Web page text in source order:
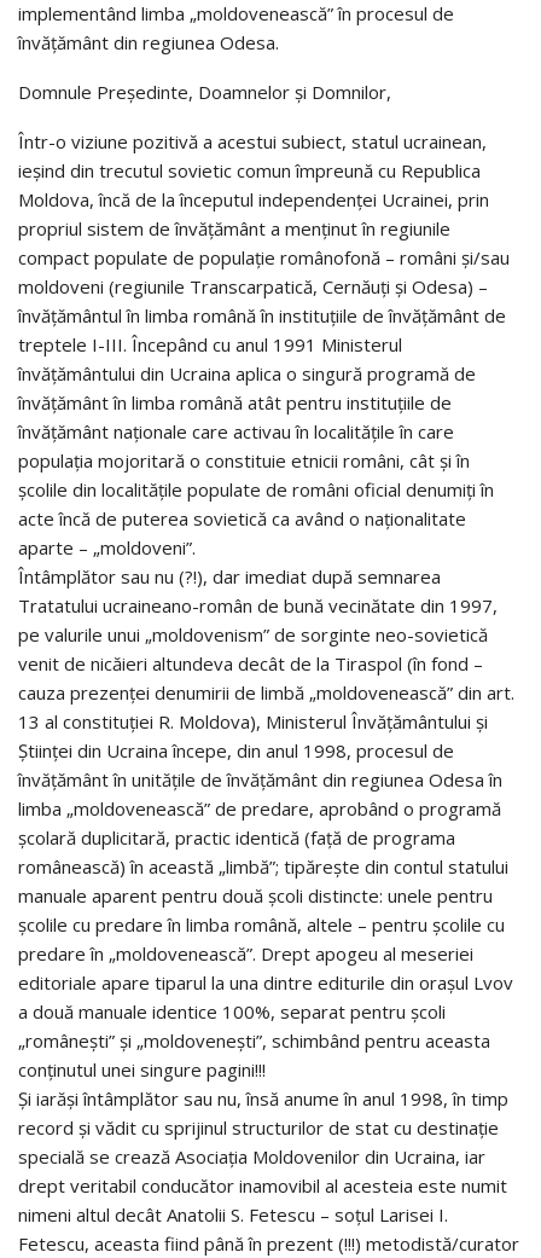
implementând limba „moldovenească” în procesul de
învăţământ din regiunea Odesa.
Domnule Preşedinte, Doamnelor şi Domnilor,
Într-o viziune pozitivă a acestui subiect, statul ucrainean,
ieşind din trecutul sovietic comun împreună cu Republica
Moldova, încă de la începutul independenţei Ucrainei, prin
propriul sistem de învăţământ a menţinut în regiunile
compact populate de populaţie românofonă – români şi/sau
moldoveni (regiunile Transcarpatică, Cernăuţi şi Odesa) –
învăţământul în limba română în instituţiile de învăţământ de
treptele I-III. Începând cu anul 1991 Ministerul
învăţământului din Ucraina aplica o singură programă de
învăţământ în limba română atât pentru instituţiile de
învăţământ naţionale care activau în localităţile în care
populaţia mojoritară o constituie etnicii români, cât şi în
şcolile din localităţile populate de români oficial denumiţi în
acte încă de puterea sovietică ca având o naţionalitate
aparte – „moldoveni”.
Întâmplător sau nu (?!), dar imediat după semnarea
Tratatului ucraineano-român de bună vecinătate din 1997,
pe valurile unui „moldovenism” de sorginte neo-sovietică
venit de nicăieri altundeva decât de la Tiraspol (în fond –
cauza prezenţei denumirii de limbă „moldovenească” din art.
13 al constituţiei R. Moldova), Ministerul Învăţământului şi
Ştiinţei din Ucraina începe, din anul 1998, procesul de
învăţământ în unităţile de învăţământ din regiunea Odesa în
limba „moldovenească” de predare, aprobând o programă
şcolară duplicitară, practic identică (faţă de programa
românească) în această „limbă”; tipăreşte din contul statului
manuale aparent pentru două şcoli distincte: unele pentru
şcolile cu predare în limba română, altele – pentru şcolile cu
predare în „moldovenească”. Drept apogeu al meseriei
editoriale apare tiparul la una dintre editurile din oraşul Lvov
a două manuale identice 100%, separat pentru şcoli
„româneşti” şi „moldoveneşti”, schimbând pentru aceasta
conţinutul unei singure pagini!!!
Şi iarăşi întâmplător sau nu, însă anume în anul 1998, în timp
record şi vădit cu sprijinul structurilor de stat cu destinaţie
specială se crează Asociaţia Moldovenilor din Ucraina, iar
drept veritabil conducător inamovibil al acesteia este numit
nimeni altul decât Anatolii S. Fetescu – soţul Larisei I.
Fetescu, aceasta fiind până în prezent (!!!) metodistă/curator